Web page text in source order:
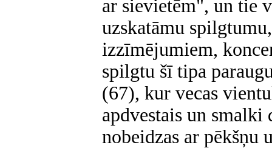
ar sievietēm", un tie
uzskatāmu
izzīmējumiem,
spilgtu šī tipa
(67), kur vecas
apdvestais un smalki
nobeidzas ar pēkšņu